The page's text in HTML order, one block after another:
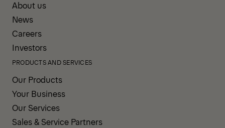
About us
News
Careers
Investors
PRODUCTS AND SERVICES
Our Products
Your Business
Our Services
Sales & Service Partners